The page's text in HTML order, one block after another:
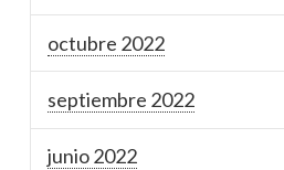
octubre 2022
septiembre 2022
junio 2022